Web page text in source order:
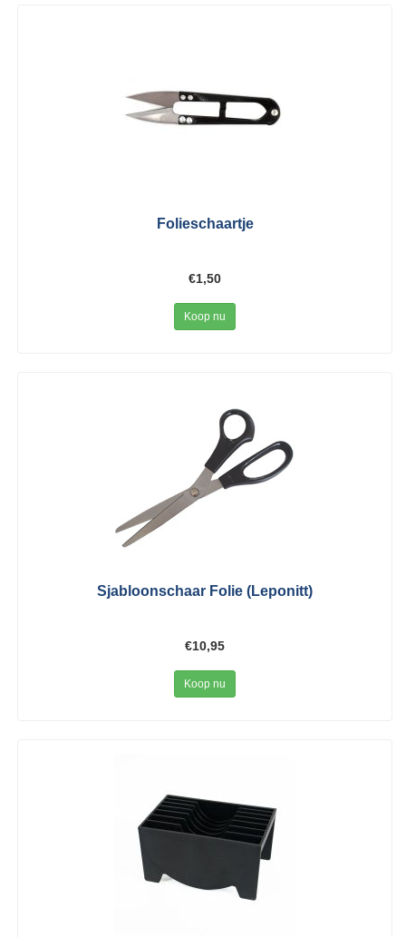
Folieschaartje
€1,50
Koop nu
Sjabloonschaar Folie (Leponitt)
€10,95
Koop nu